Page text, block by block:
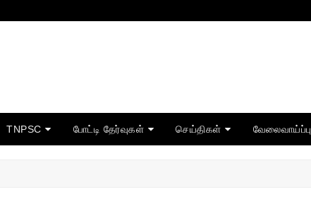
TNPSC போட்டி தேர்வுகள் செய்திகள் வேலைவாய்ப்பு